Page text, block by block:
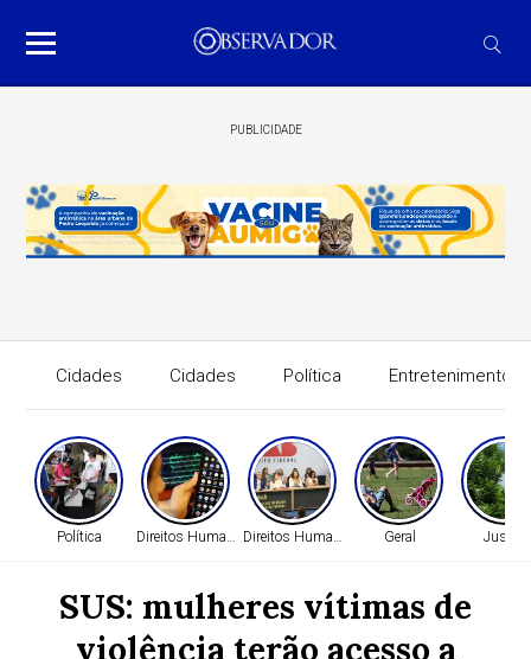
PUBLICIDADE
Cidades Cidades Política Entretenimento
Política Direitos HumanosDireitos Humanos Geral Justiça
SUS: mulheres vítimas de
violência terão acesso a